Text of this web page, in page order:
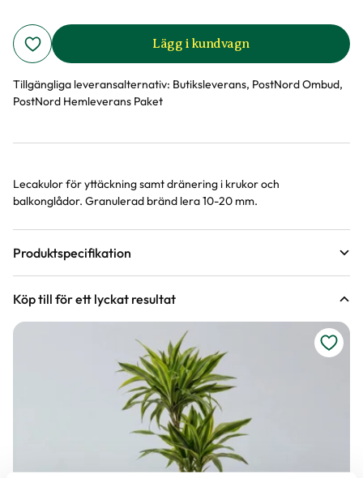
Lägg i kundvagn
Tillgängliga leveransalternativ: Butiksleverans, PostNord Ombud,
PostNord Hemleverans Paket
Produktinformation
Lecakulor för yttäckning samt dränering i krukor och
balkonglådor. Granulerad bränd lera 10-20 mm.
Produktspecifikation
Volym 14 liter
Varumärke
Inget piktogram
Granulerad bränd lera
Köp till för ett lyckat resultat